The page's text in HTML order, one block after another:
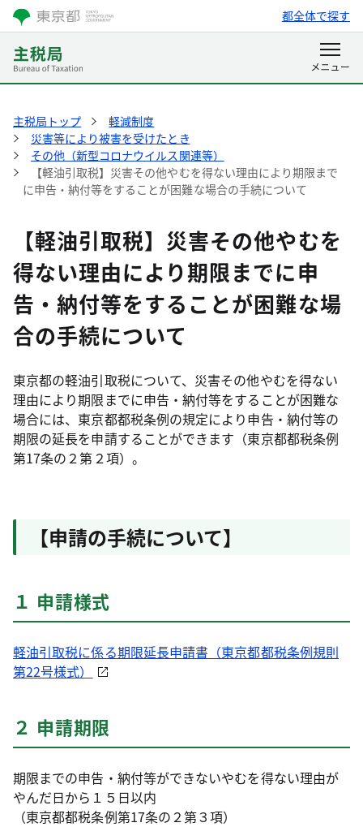
都全体で探す
主税局トップ
軽減制度
災害等により被害を受けたとき
その他（新型コロナウイルス関連等）
【軽油引取税】災害その他やむを得ない理由により期限まで
に申告・納付等をすることが困難な場合の手続について
【軽油引取税】災害その他やむを
得ない理由により期限までに申
告・納付等をすることが困難な場
合の手続について
東京都の軽油引取税について、災害その他やむを得ない
理由により期限までに申告・納付等をすることが困難な
場合には、東京都都税条例の規定により申告・納付等の
期限の延長を申請することができます（東京都都税条例
第17条の２第２項）。
【申請の手続について】
１ 申請様式
軽油引取税に係る期限延長申請書（東京都都税条例規則
第22号様式）
２ 申請期限
期限までの申告・納付等ができないやむを得ない理由が
やんだ日から１５日以内
（東京都都税条例第17条の２第３項）